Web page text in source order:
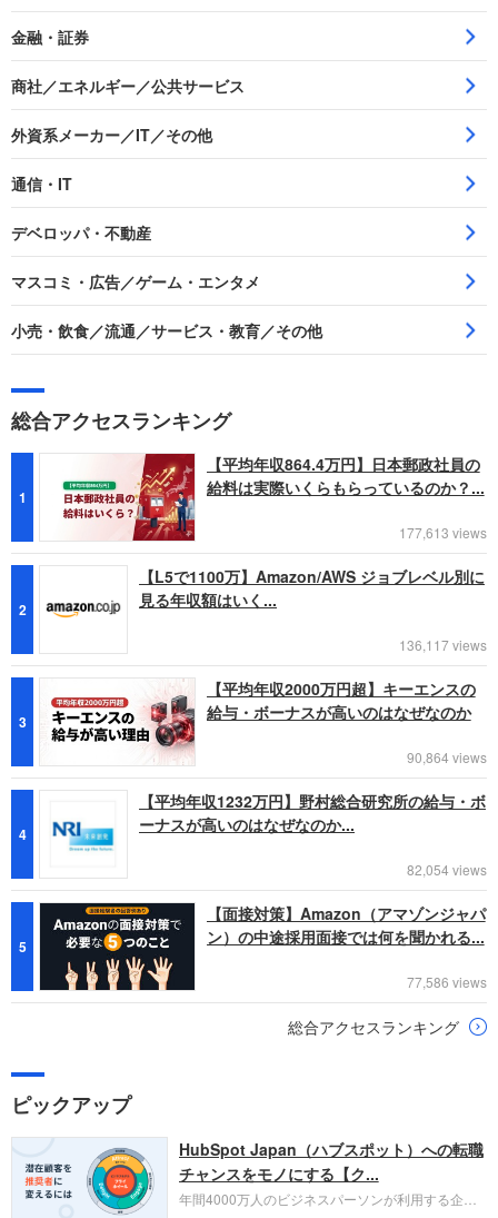
金融・証券
商社／エネルギー／公共サービス
外資系メーカー／IT／その他
通信・IT
デベロッパ・不動産
マスコミ・広告／ゲーム・エンタメ
小売・飲食／流通／サービス・教育／その他
総合アクセスランキング
1
【平均年収864.4万円】日本郵政社員の
給料は実際いくらもらっているのか？...
177,613 views
2
【L5で1100万】Amazon/AWS ジョブレベル別に
見る年収額はいく...
136,117 views
3
【平均年収2000万円超】キーエンスの
給与・ボーナスが高いのはなぜなのか
90,864 views
4
【平均年収1232万円】野村総合研究所の給与・ボ
ーナスが高いのはなぜなのか...
82,054 views
5
【面接対策】Amazon（アマゾンジャパ
ン）の中途採用面接では何を聞かれる...
77,586 views
総合アクセスランキング
ピックアップ
HubSpot Japan（ハブスポット）への転職
チャンスをモノにする【ク...
年間4000万人のビジネスパーソンが利用する企業